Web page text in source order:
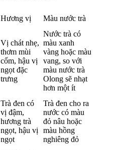
Hương vị Màu nước trà
Vị chát nhẹ,
thơm mùi
cốm, hậu vị
ngọt đặc
trưng
Nước trà có
màu xanh
vàng hoặc màu
vang, so với
màu nước trà
Olong sẽ nhạt
hơn một ít
Trà đen có
vị đậm,
hương trà
ngọt, hậu vị
ngọt
Trà đen cho ra
nước có màu
đỏ nâu hoặc
màu hồng
nghiêng đỏ